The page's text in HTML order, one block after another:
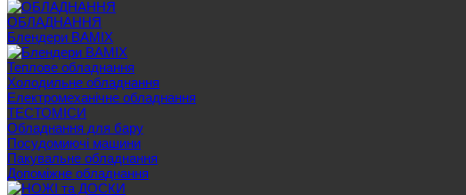
ОБЛАДНАННЯ
Блендери BAMIX
Теплове обладнання
Холодильне обладнання
Електромеханічне обладнання
ТЕСТОМІСИ
Обладнання для бару
Посудомиючі машини
Пакувальне обладнання
Допоміжне обладнання